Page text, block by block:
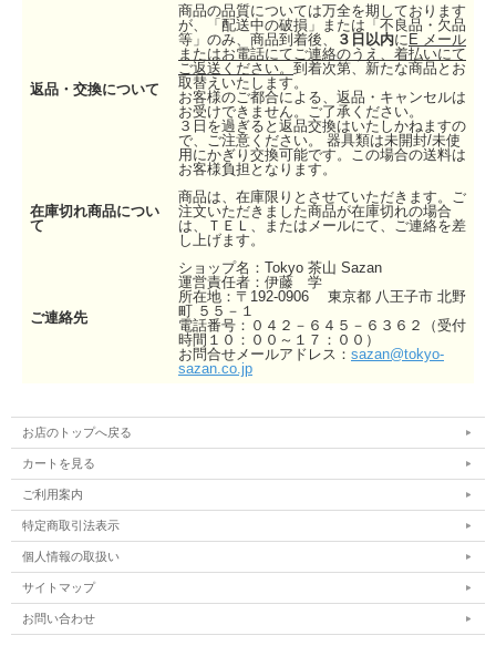
返品・交換について
商品の品質については万全を期しております
が、「配送中の破損」または「不良品・欠品
等」のみ、商品到着後、
３日以内に E メール
またはお電話にてご連絡のうえ、着払いにて
ご返送ください。 到着次第、新たな商品とお
取替えいたします。
お客様のご都合による、返品・キャンセルは
お受けできません。ご了承ください。
３日を過ぎると返品交換はいたしかねますの
で、ご注意ください。 器具類は未開封/未使
用にかぎり交換可能です。この場合の送料は
お客様負担となります。
在庫切れ商品につい
て
商品は、在庫限りとさせていただきます。ご
注文いただきました商品が在庫切れの場合
は、ＴＥＬ、またはメールにて、ご連絡を差
し上げます。
ご連絡先
ショップ名：Tokyo 茶山 Sazan
運営責任者：伊藤 学
所在地：〒192-0906 東京都 八王子市 北野
町 ５５－１
電話番号：０４２－６４５－６３６２（受付
時間１０：００～１７：００）
お問合せメールアドレス： sazan@tokyo-
sazan.co.jp
お店のトップへ戻る
カートを見る
ご利用案内
特定商取引法表示
個人情報の取扱い
サイトマップ
お問い合わせ